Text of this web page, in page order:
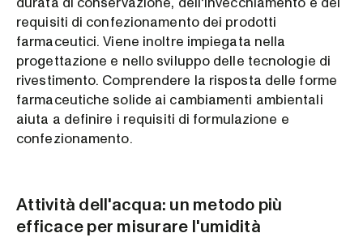
requisiti di confezionamento dei prodotti
farmaceutici. Viene inoltre impiegata nella
progettazione e nello sviluppo delle tecnologie di
rivestimento. Comprendere la risposta delle forme
farmaceutiche solide ai cambiamenti ambientali
aiuta a definire i requisiti di formulazione e
confezionamento.
Attività dell'acqua: un metodo più
efficace per misurare l'umidità